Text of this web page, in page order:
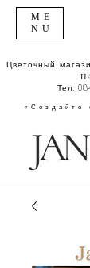
«Создайте
Цветочный
Тел.
ME
NU